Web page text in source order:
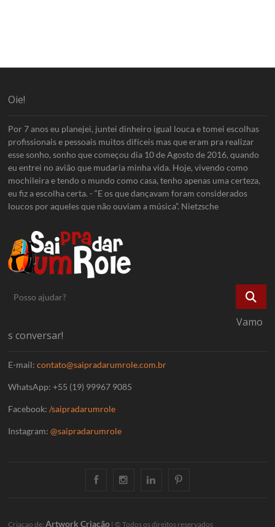
Oie!
Por 7 anos eu planejei, juntei dinheiro igual louca e tomei escolhas
profissionais e pessoais muitos difíceis mas que eram pra realizar
esse sonho, sonho que começou dia 10 de Agosto de 2016, quando
eu entrei no avião que mudaria minha vida. Hoje, vivendo como
mochileira e tendo o mundo como casa, tenho apenas uma certeza,
eu fiz a escolha certa. - “E os que dançavam foram considerados
loucos por aqueles que não ouviam a música”. Nietzsche
Posso
ajudar?
Vamo
s conversar!
E-mail:contato@saipradarumrole.com.br
WhatsApp: +55 (19) 99967 9085
Facebook:/saipradarumrole
Instagram:@saipradarumrole
FacebookInstagram
LinkedinPinterest
Criacao de:Artwork Criação | © Todos os direitos reservados